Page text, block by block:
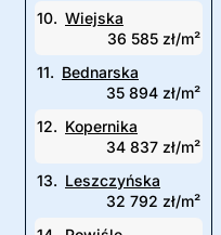
10. Wiejska
36 585 zł/m²
11. Bednarska
35 894 zł/m²
12. Kopernika
34 837 zł/m²
13. Leszczyńska
32 792 zł/m²